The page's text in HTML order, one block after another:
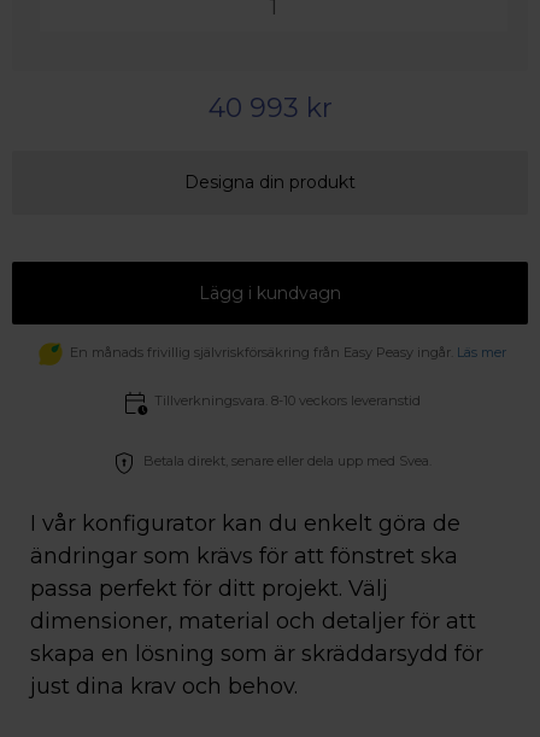
40 993 kr
Designa din produkt
Lägg i kundvagn
En månads frivillig självriskförsäkring från Easy Peasy ingår. Läs mer
Tillverkningsvara. 8-10 veckors leveranstid
Betala direkt, senare eller dela upp med Svea.
I vår konfigurator kan du enkelt göra de
ändringar som krävs för att fönstret ska
passa perfekt för ditt projekt. Välj
dimensioner, material och detaljer för att
skapa en lösning som är skräddarsydd för
just dina krav och behov.